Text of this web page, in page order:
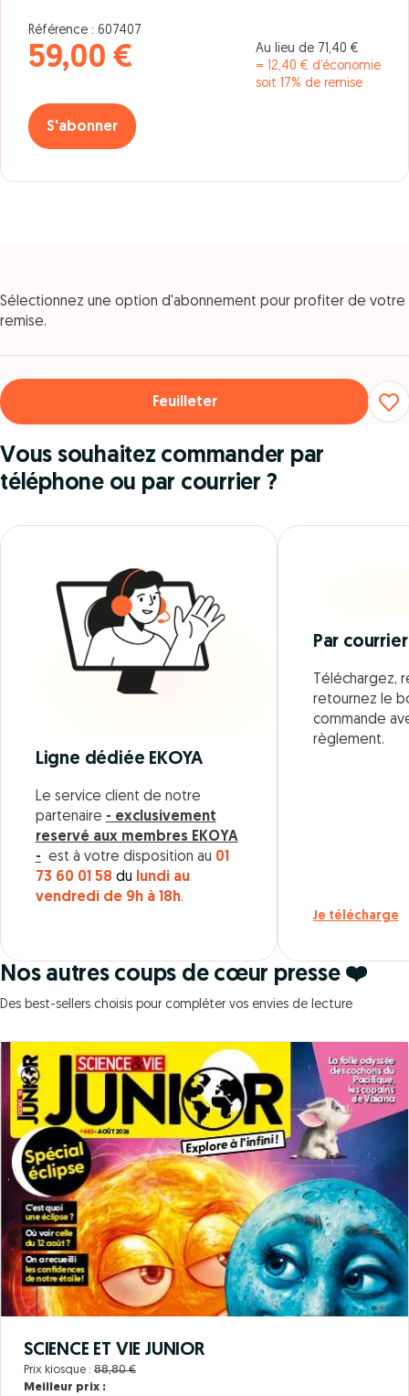
Référence : 607407
59,00 €
Au lieu de 71,40 €
= 12,40 € d’économie
soit 17% de remise
S'abonner
Sélectionnez une option d'abonnement pour profiter de votre
remise.
Feuilleter
Vous souhaitez commander par
téléphone ou par courrier ?
Ligne dédiée EKOYA
Le service client de notre
partenaire - exclusivement
reservé aux membres EKOYA
- est à votre disposition au 01
73 60 01 58 du
lundi au
vendredi de 9h à 18h.
Par courrier
Téléchargez,
retournez le
commande
règlement.
Je télécharge
Nos autres coups de cœur presse ❤️
Des best-sellers choisis pour compléter vos envies de lecture
SCIENCE ET VIE JUNIOR
Prix kiosque : 88,80 €
Meilleur prix :